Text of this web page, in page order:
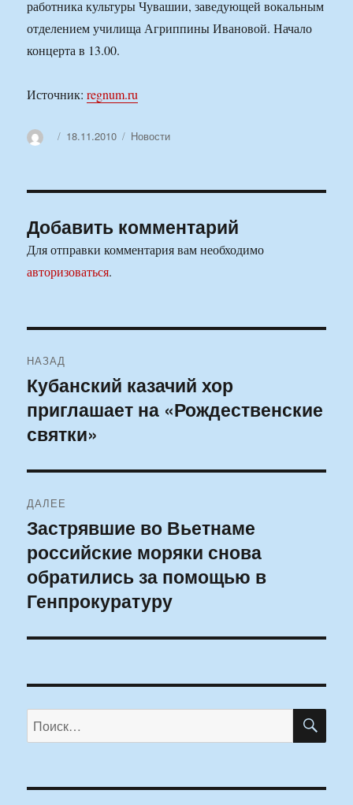
работника культуры Чувашии, заведующей вокальным
отделением училища Агриппины Ивановой. Начало
концерта в 13.00.
Источник:regnum.ru
АвторОпубликовано
18.11.2010 Рубрики
Новости
Добавить комментарий
Для отправки комментария вам необходимо
авторизоваться.
по
записям
НАЗАД
Предыдущая
запись:
Кубанский казачий хор
приглашает на «Рождественские
святки»
ДАЛЕЕ
Следующая
запись:
Застрявшие во Вьетнаме
российские моряки снова
обратились за помощью в
Генпрокуратуру
Искать: